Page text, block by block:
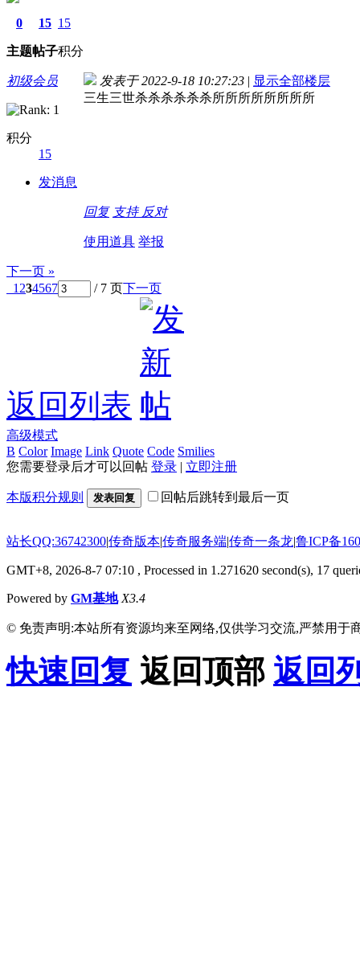
0
主题
15
帖子
15
积分
初级会员
积分
15
发消息
发表于 2022-9-18 10:27:23 | 显示全部楼层
三生三世杀杀杀杀杀杀所所所所所所所所
回复 支持 反对
使用道具 举报
下一页 »
1 234567 / 7 页下一页
返回列表
高级模式
B Color Image Link Quote Code Smilies
您需要登录后才可以回帖 登录 | 立即注册
本版积分规则 发表回复 回帖后跳转到最后一页
站长QQ:36742300|传奇版本|传奇服务端|传奇一条龙|鲁ICP备
GMT+8, 2026-8-7 07:10 , Processed in 1.271620 second(s), 17
Powered by GM基地 X3.4
© 免责声明:本站所有资源均来至网络,仅供学习交流,严禁用于
快速回复 返回顶部 返回